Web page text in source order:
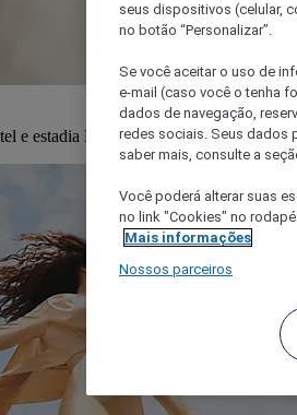
e estadia Mercure única
seus dispositivos (celular,
no botão “Personalizar”.
Se você aceitar o uso de
e-mail (caso você o tenha
dados de navegação,
redes sociais. Seus dados
saber mais, consulte a
Você poderá alterar suas
no link "Cookies" no
Mais informações
Nossos parceiros